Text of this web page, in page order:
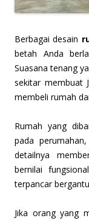
Berbagai desain
betah Anda
Suasana tenang
sekitar membuat
membeli rumah
Rumah yang
pada
detailnya
bernilai
terpancar
Jika orang yang